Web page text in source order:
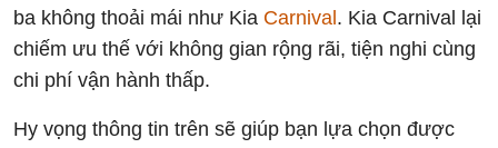
ba không thoải mái như Kia Carnival . Kia Carnival lại
chiếm ưu thế với không gian rộng rãi, tiện nghi cùng
chi phí vận hành thấp.
Hy vọng thông tin trên sẽ giúp bạn lựa chọn được